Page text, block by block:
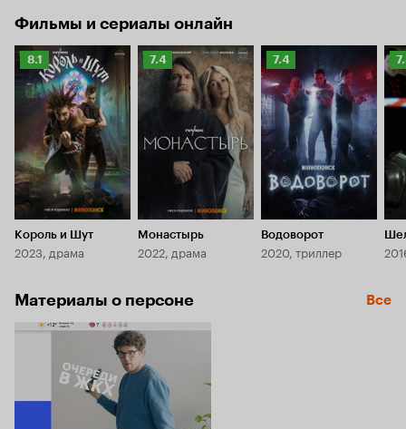
Фильмы и сериалы онлайн
Рейтинг
Кинопоиска
8.1
8.1
Король и Шут
2023, драма
Рейтинг
Кинопоиска
7.4
Монастырь
2022, драма
Рейтинг
Кинопоиска
7.4
7.4
Водоворот
2020, триллер
Материалы о персоне Все